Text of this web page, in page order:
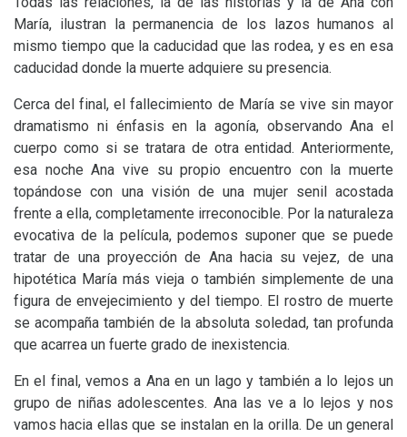
María, ilustran la permanencia de los lazos humanos al
mismo tiempo que la caducidad que las rodea, y es en esa
caducidad donde la muerte adquiere su presencia.
Cerca del final, el fallecimiento de María se vive sin mayor
dramatismo ni énfasis en la agonía, observando Ana el
cuerpo como si se tratara de otra entidad. Anteriormente,
esa noche Ana vive su propio encuentro con la muerte
topándose con una visión de una mujer senil acostada
frente a ella, completamente irreconocible. Por la naturaleza
evocativa de la película, podemos suponer que se puede
tratar de una proyección de Ana hacia su vejez, de una
hipotética María más vieja o también simplemente de una
figura de envejecimiento y del tiempo. El rostro de muerte
se acompaña también de la absoluta soledad, tan profunda
que acarrea un fuerte grado de inexistencia.
En el final, vemos a Ana en un lago y también a lo lejos un
grupo de niñas adolescentes. Ana las ve a lo lejos y nos
vamos hacia ellas que se instalan en la orilla. De un general